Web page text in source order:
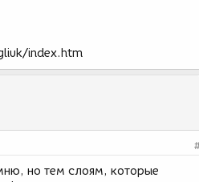
index.htm
но тем слоям, которые